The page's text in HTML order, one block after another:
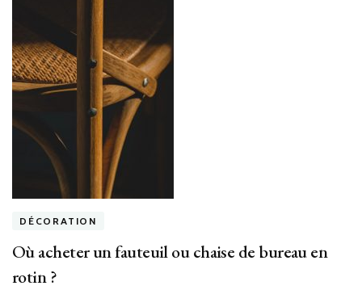
DÉCORATION
Où acheter un fauteuil ou chaise de bureau en
rotin ?